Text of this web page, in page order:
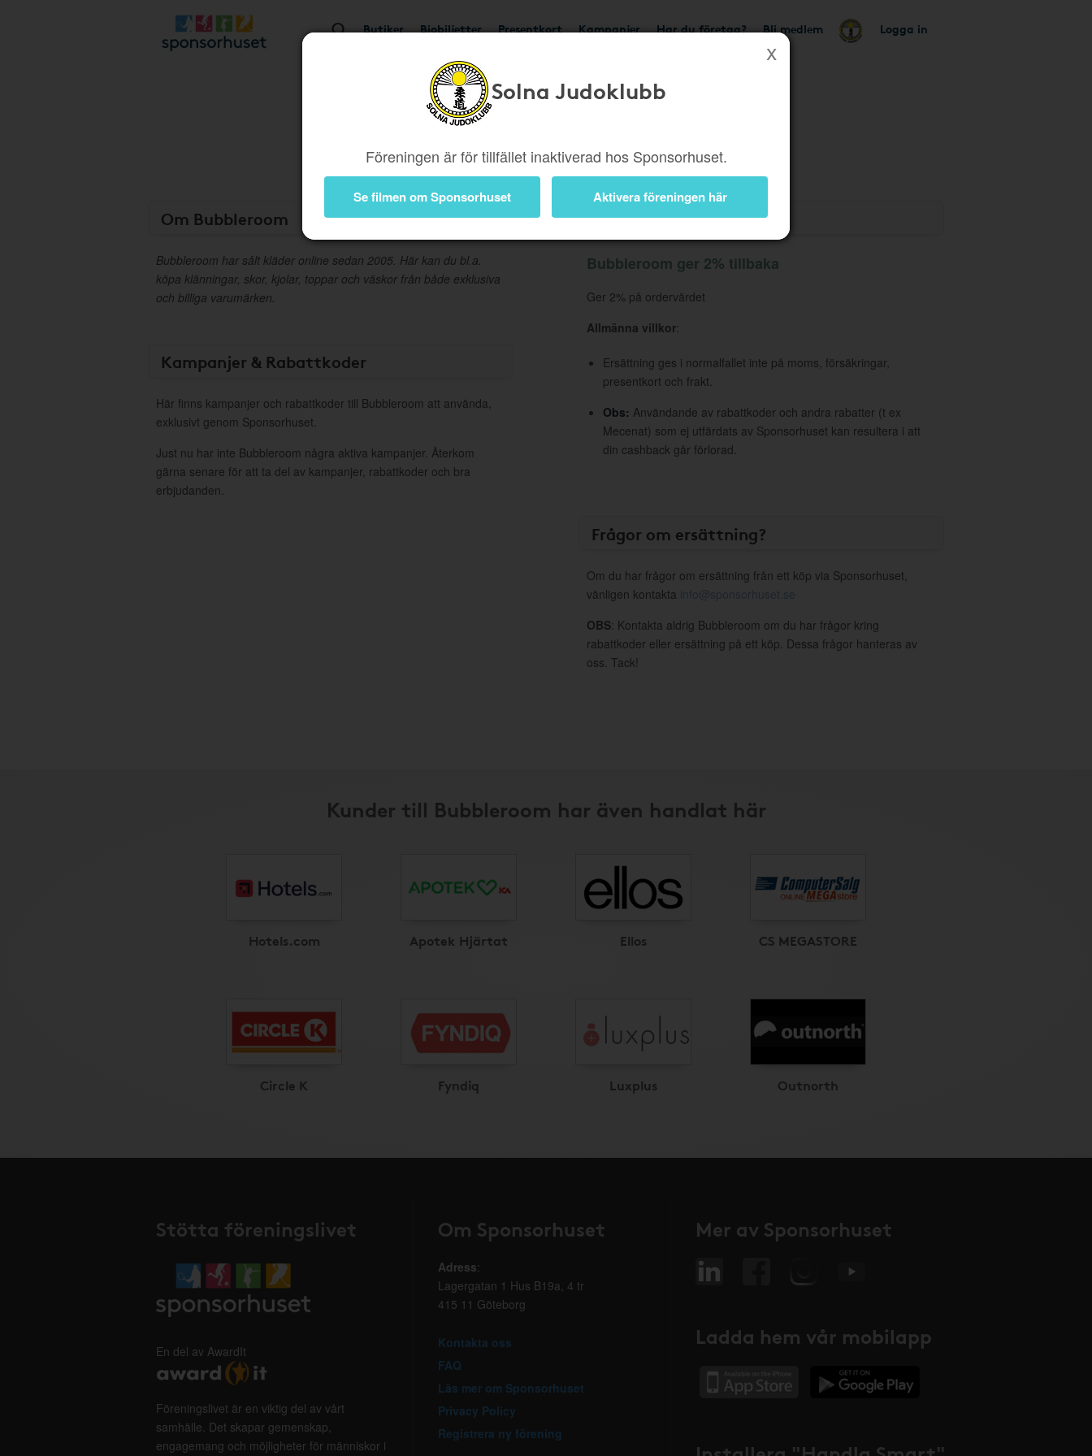
Butiker Biobiljetter Presentkort Kampanjer Har du företag? Bli medlem Logga in
Solna Judoklubb
Föreningen är för tillfället inaktiverad hos Sponsorhuset.
Se filmen om Sponsorhuset Aktivera föreningen här
Om Bubbleroom
Bubbleroom har sålt kläder online sedan 2005. Här kan du bl.a.
köpa klänningar, skor, kjolar, toppar och väskor från både exklusiva
och billiga varumärken.
Kampanjer & Rabattkoder
Här finns kampanjer och rabattkoder till Bubbleroom att använda,
exklusivt genom Sponsorhuset.
Just nu har inte Bubbleroom några aktiva kampanjer. Återkom
gärna senare för att ta del av kampanjer, rabattkoder och bra
erbjudanden.
Information
Bubbleroom ger 2% tillbaka
Ger 2% på ordervärdet
Allmänna villkor:
Ersättning ges i normalfallet inte på moms, försäkringar,
presentkort och frakt.
Obs: Användande av rabattkoder och andra rabatter (t ex
Mecenat) som ej utfärdats av Sponsorhuset kan resultera i att
din cashback går förlorad.
Frågor om ersättning?
Om du har frågor om ersättning från ett köp via Sponsorhuset,
vänligen kontakta info@sponsorhuset.se
OBS: Kontakta aldrig Bubbleroom om du har frågor kring
rabattkoder eller ersättning på ett köp. Dessa frågor hanteras av
oss. Tack!
Kunder till Bubbleroom har även handlat här
Hotels.com Apotek Hjärtat Ellos CS MEGASTORE
Circle K Fyndiq Luxplus Outnorth
Stötta föreningslivet
En del av AwardIt
Föreningslivet är en viktig del av vårt
samhälle. Det skapar gemenskap,
engagemang och möjligheter för människor i
Om Sponsorhuset
Adress:
Lagergatan 1 Hus B19a, 4 tr
415 11 Göteborg
Kontakta oss
FAQ
Läs mer om Sponsorhuset
Privacy Policy
Registrera ny förening
Mer av Sponsorhuset
Ladda hem vår mobilapp